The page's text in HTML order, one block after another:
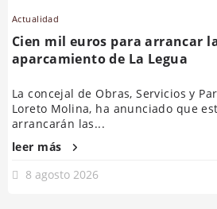
Actualidad
Cien mil euros para arrancar
aparcamiento de La Legua
La concejal de Obras, Servicios y
Loreto Molina, ha anunciado que
arrancarán las...
leer más
8 agosto 2026